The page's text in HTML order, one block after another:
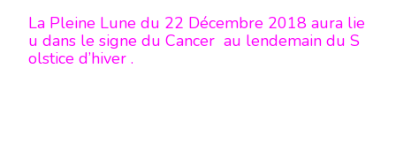
La Pleine Lune du 22 Décembre 2018 aura lie
u dans le signe du Cancer au lendemain du S
olstice d’hiver .